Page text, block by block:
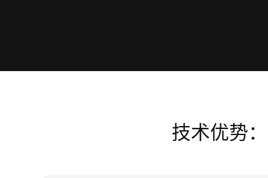
技术优势